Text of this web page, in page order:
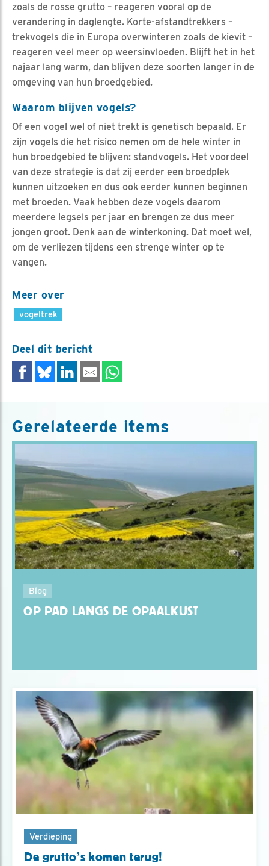
zoals de rosse grutto – reageren vooral op de
verandering in daglengte. Korte-afstandtrekkers –
trekvogels die in Europa overwinteren zoals de kievit –
reageren veel meer op weersinvloeden. Blijft het in het
najaar lang warm, dan blijven deze soorten langer in de
omgeving van hun broedgebied.
Waarom blijven vogels?
Of een vogel wel of niet trekt is genetisch bepaald. Er
zijn vogels die het risico nemen om de hele winter in
hun broedgebied te blijven: standvogels. Het voordeel
van deze strategie is dat zij eerder een broedplek
kunnen uitzoeken en dus ook eerder kunnen beginnen
met broeden. Vaak hebben deze vogels daarom
meerdere legsels per jaar en brengen ze dus meer
jongen groot. Denk aan de winterkoning. Dat moet wel,
om de verliezen tijdens een strenge winter op te
vangen.
Meer over
vogeltrek
Deel dit bericht
Gerelateerde items
Blog
OP PAD LANGS DE OPAALKUST
Verdieping
De grutto’s komen terug!